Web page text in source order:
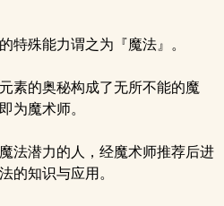
殊能力谓之为『魔法』。
素的奥秘构成了无所不能的魔
为魔术师。
法潜力的人，经魔术师推荐后进
的知识与应用。